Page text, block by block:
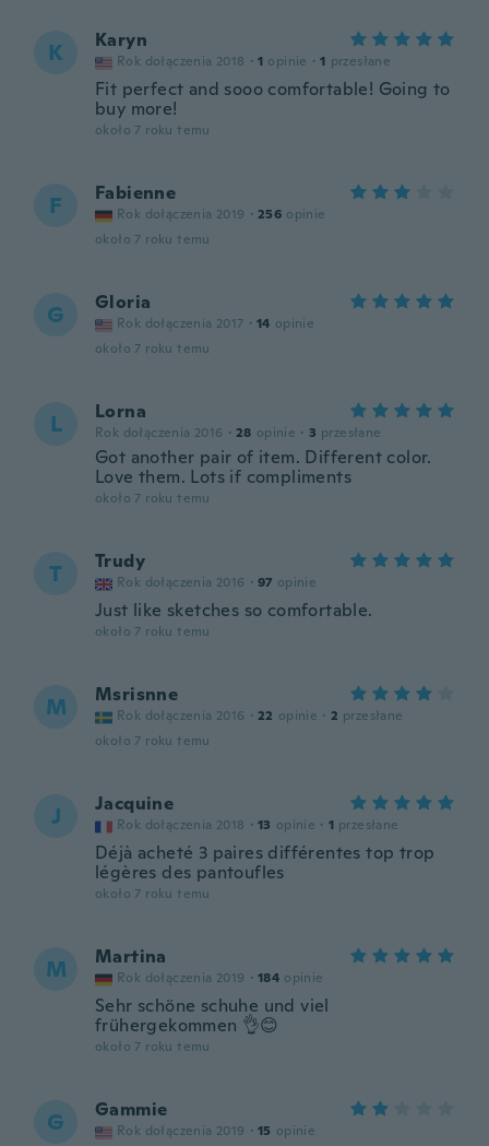
K Karyn
Rok dołączenia 2018 · 1 opinie · 1 przesłane
Fit perfect and sooo comfortable! Going to
buy more!
około 7 roku temu
F Fabienne
Rok dołączenia 2019 · 256 opinie
około 7 roku temu
G Gloria
Rok dołączenia 2017 · 14 opinie
około 7 roku temu
L Lorna
Rok dołączenia 2016 · 28 opinie · 3 przesłane
Got another pair of item. Different color.
Love them. Lots if compliments
około 7 roku temu
T Trudy
Rok dołączenia 2016 · 97 opinie
Just like sketches so comfortable.
około 7 roku temu
M Msrisnne
Rok dołączenia 2016 · 22 opinie · 2 przesłane
około 7 roku temu
J Jacquine
Rok dołączenia 2018 · 13 opinie · 1 przesłane
Déjà acheté 3 paires différentes top trop
légères des pantoufles
około 7 roku temu
M Martina
Rok dołączenia 2019 · 184 opinie
Sehr schöne schuhe und viel
frühergekommen 👌😊
około 7 roku temu
G Gammie
Rok dołączenia 2019 · 15 opinie